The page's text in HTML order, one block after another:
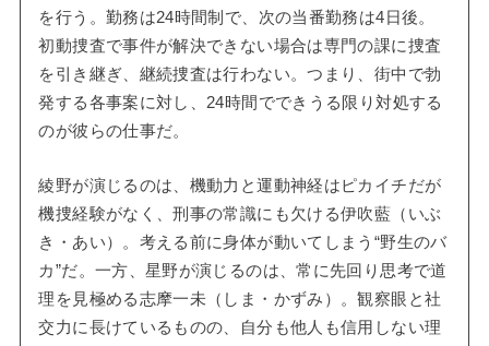
を行う。勤務は24時間制で、次の当番勤務は4日後。
初動捜査で事件が解決できない場合は専門の課に捜査
を引き継ぎ、継続捜査は行わない。つまり、街中で勃
発する各事案に対し、24時間でできうる限り対処する
のが彼らの仕事だ。
綾野が演じるのは、機動力と運動神経はピカイチだが
機捜経験がなく、刑事の常識にも欠ける伊吹藍（いぶ
き・あい）。考える前に身体が動いてしまう“野生のバ
カ”だ。一方、星野が演じるのは、常に先回り思考で道
理を見極める志摩一未（しま・かずみ）。観察眼と社
交力に長けているものの、自分も他人も信用しない理